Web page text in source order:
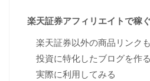
楽天証券アフィリエイトで稼
楽天証券以外の商品リンク
投資に特化したブログを作る
実際に利用してみる